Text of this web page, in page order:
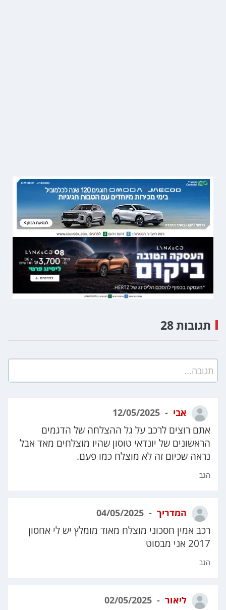
תגובה...
אבי
אתם רוצים לרכב על גל ההצלחה של הדגמים
הראשונים של יונדאי טוסון שהיו מוצלחים מאד אבל
נראה שכיום זה לא מוצלח כמו פעם.
הגב
המדריך
רכב אמין חסכוני מוצלח מאוד מומלץ יש לי אחסון
2017 אני מבסוט
הגב
ליאור